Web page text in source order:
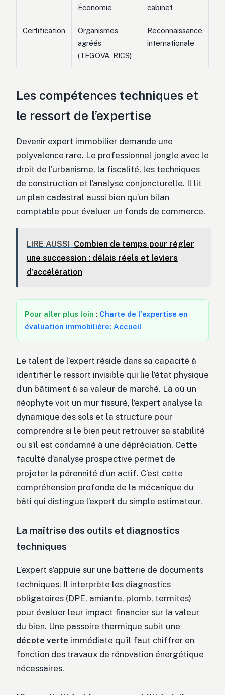
Économie
cabinet
Certification
Organismes
agréés
(TEGOVA, RICS)
Reconnaissance
internationale
Les compétences techniques et
le ressort de l’expertise
Devenir expert immobilier demande une
polyvalence rare. Le professionnel jongle avec le
droit de l’urbanisme, la fiscalité, les techniques
de construction et l’analyse conjoncturelle. Il lit
un plan cadastral aussi bien qu’un bilan
comptable pour évaluer un fonds de commerce.
LIRE AUSSI
Combien de temps pour régler
une succession : délais réels et leviers
d'accélération
Pour aller plus loin : Charte de l’expertise en
évaluation immobilière: Accueil
Le talent de l’expert réside dans sa capacité à
identifier le ressort invisible qui lie l’état physique
d’un bâtiment à sa valeur de marché. Là où un
néophyte voit un mur fissuré, l’expert analyse la
dynamique des sols et la structure pour
comprendre si le bien peut retrouver sa stabilité
ou s’il est condamné à une dépréciation. Cette
faculté d’analyse prospective permet de
projeter la pérennité d’un actif. C’est cette
compréhension profonde de la mécanique du
bâti qui distingue l’expert du simple estimateur.
La maîtrise des outils et diagnostics
techniques
L’expert s’appuie sur une batterie de documents
techniques. Il interprète les diagnostics
obligatoires (DPE, amiante, plomb, termites)
pour évaluer leur impact financier sur la valeur
du bien. Une passoire thermique subit une
décote verte immédiate qu’il faut chiffrer en
fonction des travaux de rénovation énergétique
nécessaires.